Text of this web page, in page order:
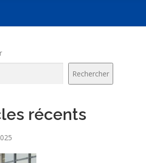
Rechercher
récents